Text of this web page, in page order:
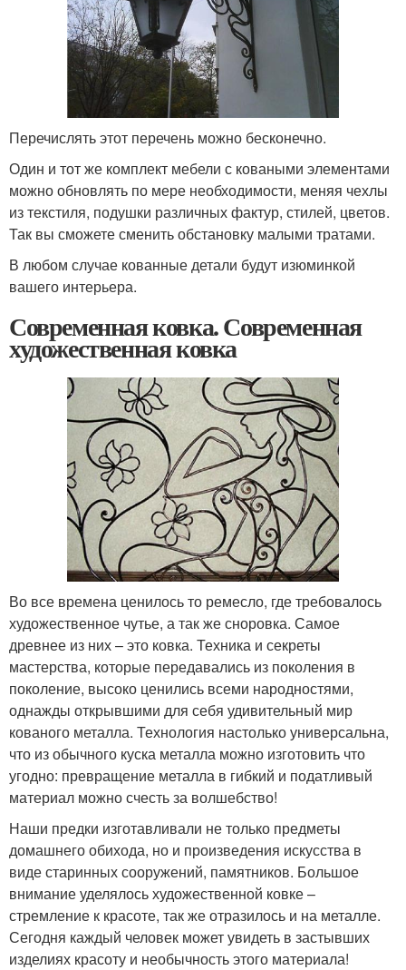
Перечислять этот перечень можно бесконечно.
Один и тот же комплект мебели с коваными элементами
можно обновлять по мере необходимости, меняя чехлы
из текстиля, подушки различных фактур, стилей, цветов.
Так вы сможете сменить обстановку малыми тратами.
В любом случае кованные детали будут изюминкой
вашего интерьера.
Современная ковка. Современная
художественная ковка
Во все времена ценилось то ремесло, где требовалось
художественное чутье, а так же сноровка. Самое
древнее из них – это ковка. Техника и секреты
мастерства, которые передавались из поколения в
поколение, высоко ценились всеми народностями,
однажды открывшими для себя удивительный мир
кованого металла. Технология настолько универсальна,
что из обычного куска металла можно изготовить что
угодно: превращение металла в гибкий и податливый
материал можно счесть за волшебство!
Наши предки изготавливали не только предметы
домашнего обихода, но и произведения искусства в
виде старинных сооружений, памятников. Большое
внимание уделялось художественной ковке –
стремление к красоте, так же отразилось и на металле.
Сегодня каждый человек может увидеть в застывших
изделиях красоту и необычность этого материала!